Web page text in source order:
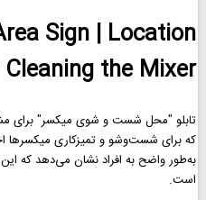
Sign | Location
the Mixer
تابلو "محل شست و شوی میکسر"
که برای شست‌وشو و تمیزکاری میکسرها
به‌طور واضح به افراد نشان می‌دهد
است.